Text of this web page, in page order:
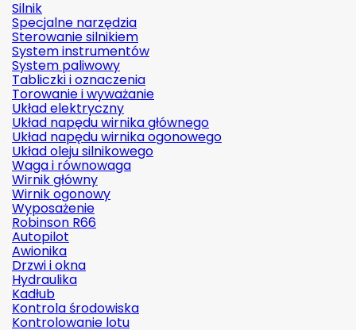
Silnik
Specjalne narzędzia
Sterowanie silnikiem
System instrumentów
System paliwowy
Tabliczki i oznaczenia
Torowanie i wyważanie
Układ elektryczny
Układ napędu wirnika głównego
Układ napędu wirnika ogonowego
Układ oleju silnikowego
Waga i równowaga
Wirnik główny
Wirnik ogonowy
Wyposażenie
Robinson R66
Autopilot
Awionika
Drzwi i okna
Hydraulika
Kadłub
Kontrola środowiska
Kontrolowanie lotu